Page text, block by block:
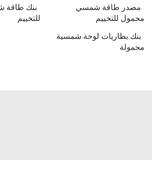
مصدر طاقة شمسي
محمول للتخييم
بنك
للتخييم
بنك بطاريات لوحة شمسية
محمولة